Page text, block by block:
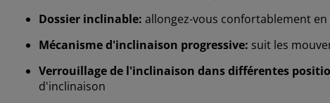
Dossier inclinable: allongez-vous confortablement
Mécanisme d'inclinaison progressive: suit les
Verrouillage de l'inclinaison dans différentes
d'inclinaison